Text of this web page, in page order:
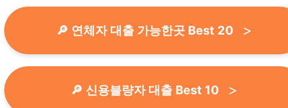
🔎 연체자 대출 가능한곳 Best 20
🔎 신용불량자 대출 Best 10